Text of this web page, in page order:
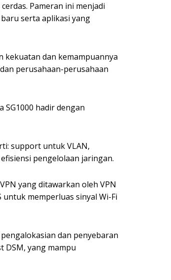
Pameran ini menjadi
serta aplikasi yang
kekuatan dan kemampuannya
perusahaan-perusahaan
SG1000 hadir dengan
support untuk VLAN,
pengelolaan jaringan.
yang ditawarkan oleh VPN
memperluas sinyal Wi-Fi
dan penyebaran
DSM, yang mampu